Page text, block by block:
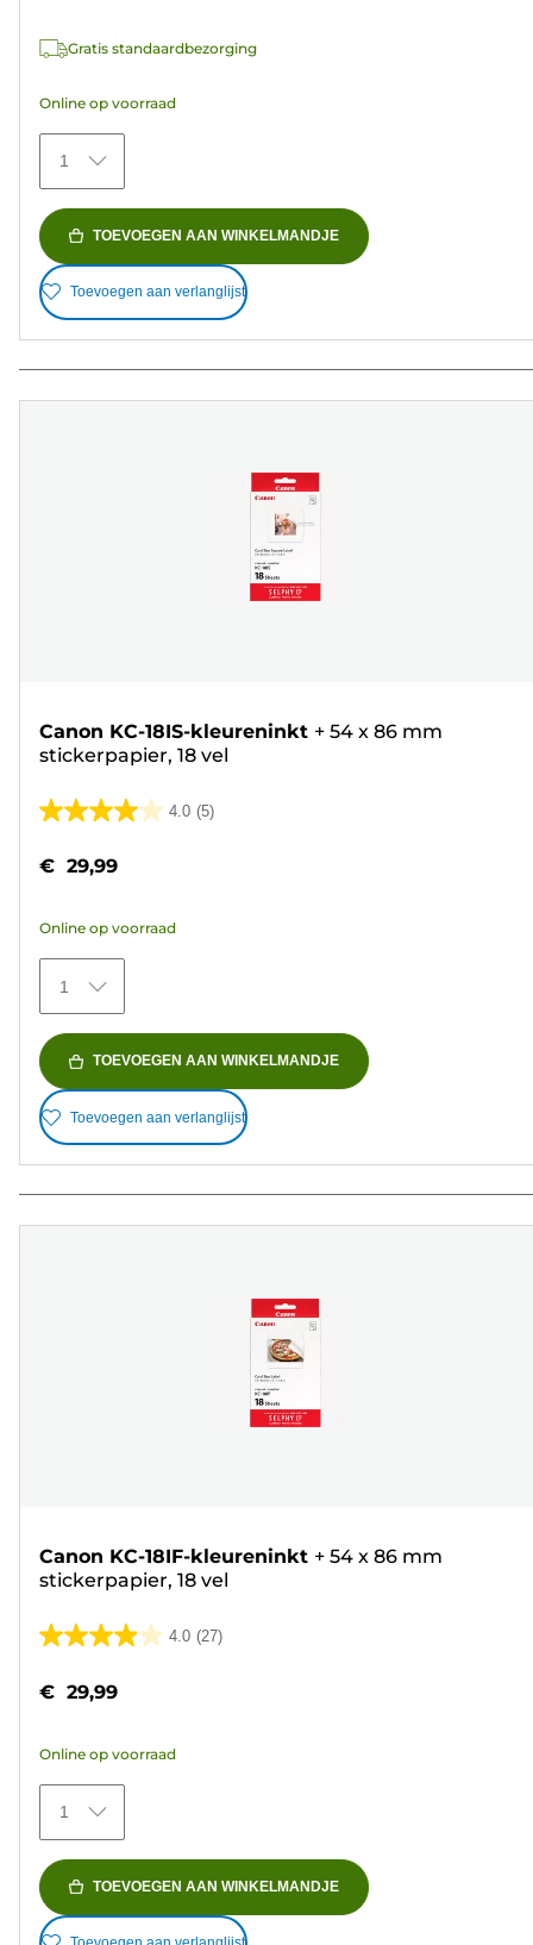
sterren.
beoordelingen
Gratis standaardbezorging
Online op voorraad
1
TOEVOEGEN AAN WINKELMANDJE
Toevoegen aan verlanglijst
Canon KC-18IS-kleureninkt + 54 x 86 mm
stickerpapier, 18 vel
4.0 (5)
4.0
de
sterren.
5
beoordelingen
€ 29,99
Online op voorraad
1
TOEVOEGEN AAN WINKELMANDJE
Toevoegen aan verlanglijst
Canon KC-18IF-kleureninkt + 54 x 86 mm
stickerpapier, 18 vel
4.0 (27)
4.0
de
sterren.
27
beoordelingen
€ 29,99
Online op voorraad
1
TOEVOEGEN AAN WINKELMANDJE